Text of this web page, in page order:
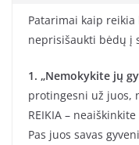
Patarimai kaip
neprisišaukti bėdų į
1. „Nemokykite jų
protingesni už juos,
REIKIA –
Pas juos savas